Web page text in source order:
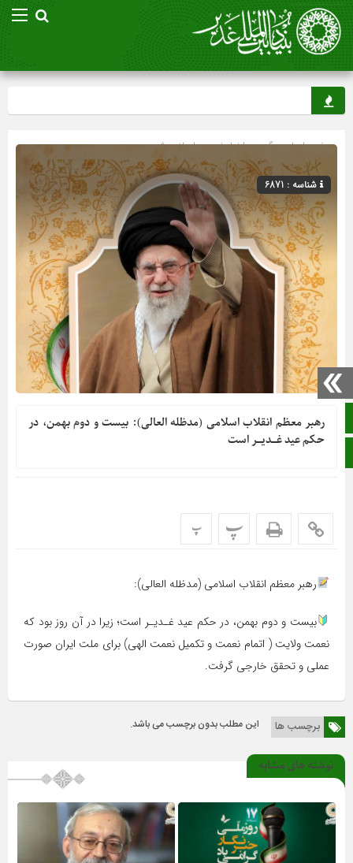
صفحه نخست
صفحه اصلی» گروه »اخبار غدیر»اسلاید شو
شناسه : 6871
رهبر معظم انقلاب اسلامی (مدظله العالی): بیست و دوم بهمن، در
حکم عید غـدیـر است
پ پ
رهبر معظم انقلاب اسلامی (مدظله العالی):
بیست و دوم بهمن، در حکم عید غـدیـر است؛ زیرا در آن روز بود که
نعمت ولایت ( اتمام نعمت و تکمیل نعمت الهی) برای ملت ایران صورت
عملی و تحقق خارجی گرفت.
برچسب ها این مطلب بدون برچسب می باشد.
نوشته های مشابه